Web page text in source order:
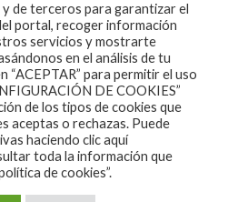
-CODETIPITHEME
de terceros para garantizar el
portal, recoger información
servicios y mostrarte
en el análisis de tu
“ACEPTAR” para permitir el uso
DE COOKIES”
de los tipos de cookies que
aceptas o rechazas. Puede
haciendo clic aquí
toda la información que
de cookies”.